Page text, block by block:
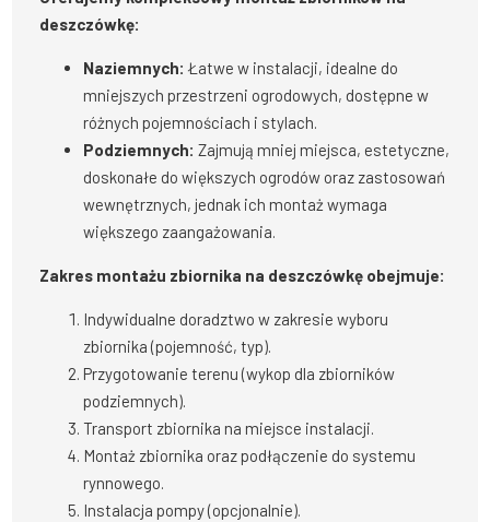
deszczówkę:
Naziemnych: Łatwe w instalacji, idealne do
mniejszych przestrzeni ogrodowych, dostępne w
różnych pojemnościach i stylach.
Podziemnych: Zajmują mniej miejsca, estetyczne,
doskonałe do większych ogrodów oraz zastosowań
wewnętrznych, jednak ich montaż wymaga
większego zaangażowania.
Zakres montażu zbiornika na deszczówkę obejmuje:
Indywidualne doradztwo w zakresie wyboru
zbiornika (pojemność, typ).
Przygotowanie terenu (wykop dla zbiorników
podziemnych).
Transport zbiornika na miejsce instalacji.
Montaż zbiornika oraz podłączenie do systemu
rynnowego.
Instalacja pompy (opcjonalnie).